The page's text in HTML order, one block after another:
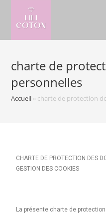
charte de
personnelles
Accueil » charte de protection
CHARTE DE PROTECTION DES
GESTION DES COOKIES
La présente charte de